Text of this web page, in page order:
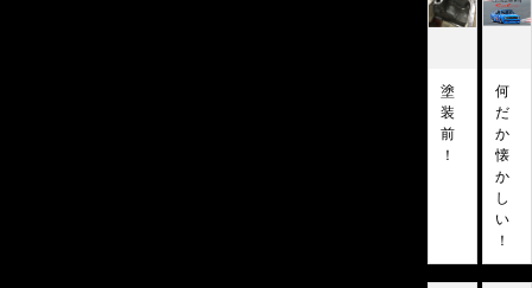
塗
装
前
！
何
だ
か
懐
か
し
い
！